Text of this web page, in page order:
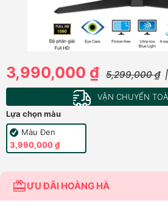
3,990,000 ₫ 5,299,000 ₫
VẬN CHUYỂN
Lựa chọn màu
Màu Đen
3,990,000 ₫
ƯU ĐÃI HOÀNG HÀ